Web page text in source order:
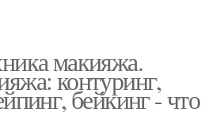
макияжа.
контуринг,
бейкинг - что